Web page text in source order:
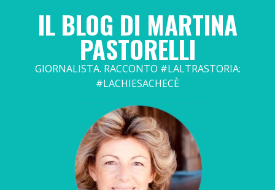
IL BLOG DI MARTINA
PASTORELLI
GIORNALISTA. RACCONTO #LALTRASTORIA:
#LACHIESACHECÈ